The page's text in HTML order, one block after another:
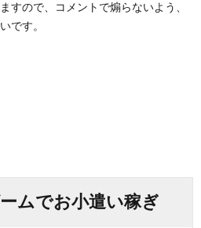
すので、コメントで煽らないよう、
です。
ムでお小遣い稼ぎ